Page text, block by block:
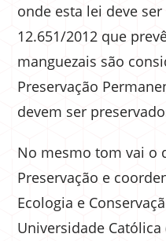
onde esta lei deve ser
12.651/2012 que
manguezais são
Preservação
devem ser
No mesmo tom vai o
Preservação e
Ecologia e
Universidade Católica